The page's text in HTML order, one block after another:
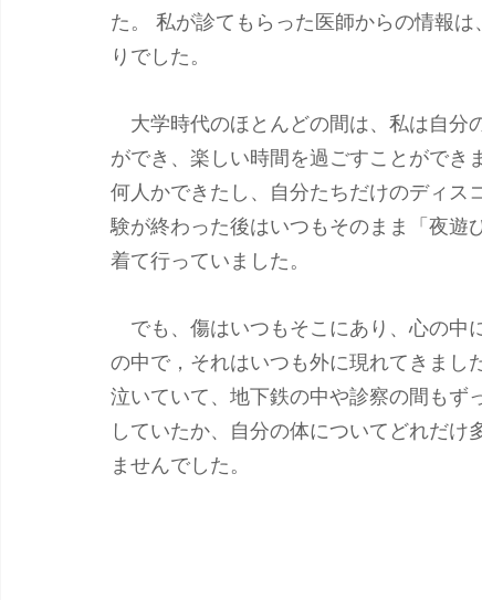
た。 私が診てもらった医師からの情報
りでした。
大学時代のほとんどの間は、私は自分
ができ、楽しい時間を過ごすことができ
何人かできたし、自分たちだけのディス
験が終わった後はいつもそのまま「夜遊
着て行っていました。
でも、傷はいつもそこにあり、心の中
の中で，それはいつも外に現れてきまし
泣いていて、地下鉄の中や診察の間もず
していたか、自分の体についてどれだけ
ませんでした。